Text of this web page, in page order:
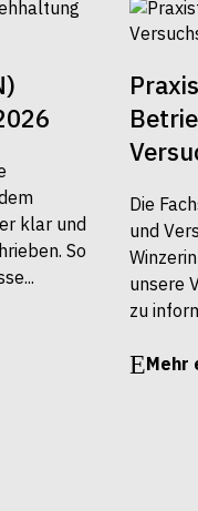
klar und
So
Die
und
unsere
zu
Mehr